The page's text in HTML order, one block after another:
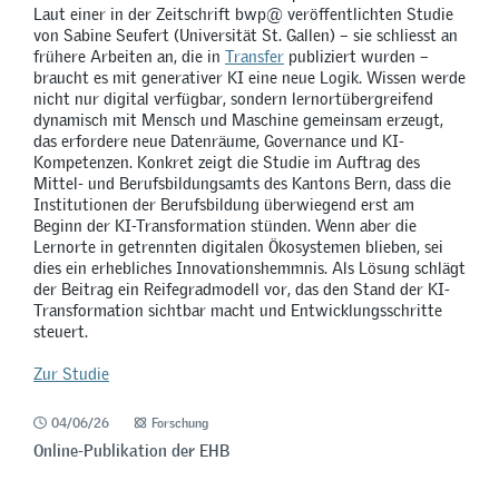
Laut einer in der Zeitschrift bwp@ veröffentlichten Studie
von Sabine Seufert (Universität St. Gallen) – sie schliesst an
frühere Arbeiten an, die in Transfer publiziert wurden –
braucht es mit generativer KI eine neue Logik. Wissen werde
nicht nur digital verfügbar, sondern lernortübergreifend
dynamisch mit Mensch und Maschine gemeinsam erzeugt,
das erfordere neue Datenräume, Governance und KI-
Kompetenzen. Konkret zeigt die Studie im Auftrag des
Mittel- und Berufsbildungsamts des Kantons Bern, dass die
Institutionen der Berufsbildung überwiegend erst am
Beginn der KI-Transformation stünden. Wenn aber die
Lernorte in getrennten digitalen Ökosystemen blieben, sei
dies ein erhebliches Innovationshemmnis. Als Lösung schlägt
der Beitrag ein Reifegradmodell vor, das den Stand der KI-
Transformation sichtbar macht und Entwicklungsschritte
steuert.
Zur Studie
04/06/26 Forschung
Online-Publikation der EHB